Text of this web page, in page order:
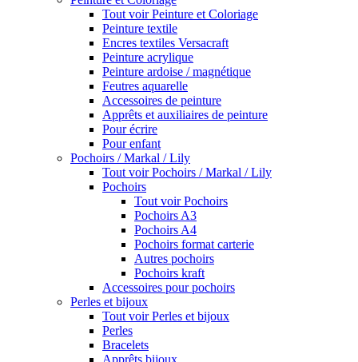
Tout voir Peinture et Coloriage
Peinture textile
Encres textiles Versacraft
Peinture acrylique
Peinture ardoise / magnétique
Feutres aquarelle
Accessoires de peinture
Apprêts et auxiliaires de peinture
Pour écrire
Pour enfant
Pochoirs / Markal / Lily
Tout voir Pochoirs / Markal / Lily
Pochoirs
Tout voir Pochoirs
Pochoirs A3
Pochoirs A4
Pochoirs format carterie
Autres pochoirs
Pochoirs kraft
Accessoires pour pochoirs
Perles et bijoux
Tout voir Perles et bijoux
Perles
Bracelets
Apprêts bijoux